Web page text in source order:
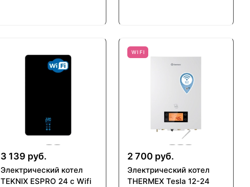
3 139 руб.
Электрический котел
TEKNIX ESPRO 24 c Wifi
WIFI
2 700 руб.
Электрический котел
THERMEX Tesla 12-24